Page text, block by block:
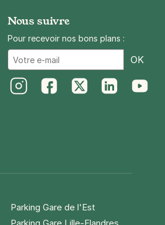
Nous suivre
Pour recevoir nos bons plans :
OK
Parking Gare de l'Est